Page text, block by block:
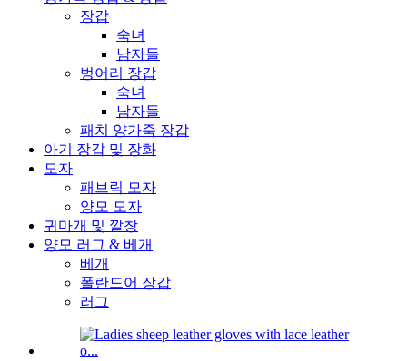
장갑
숙녀
남자들
벙어리 장갑
숙녀
남자들
패치 양가죽 장갑
아기 장갑 및 장화
모자
패브릭 모자
양모 모자
귀마개 및 깔창
양모 러그 & 베개
베개
폴란드어 장갑
러그